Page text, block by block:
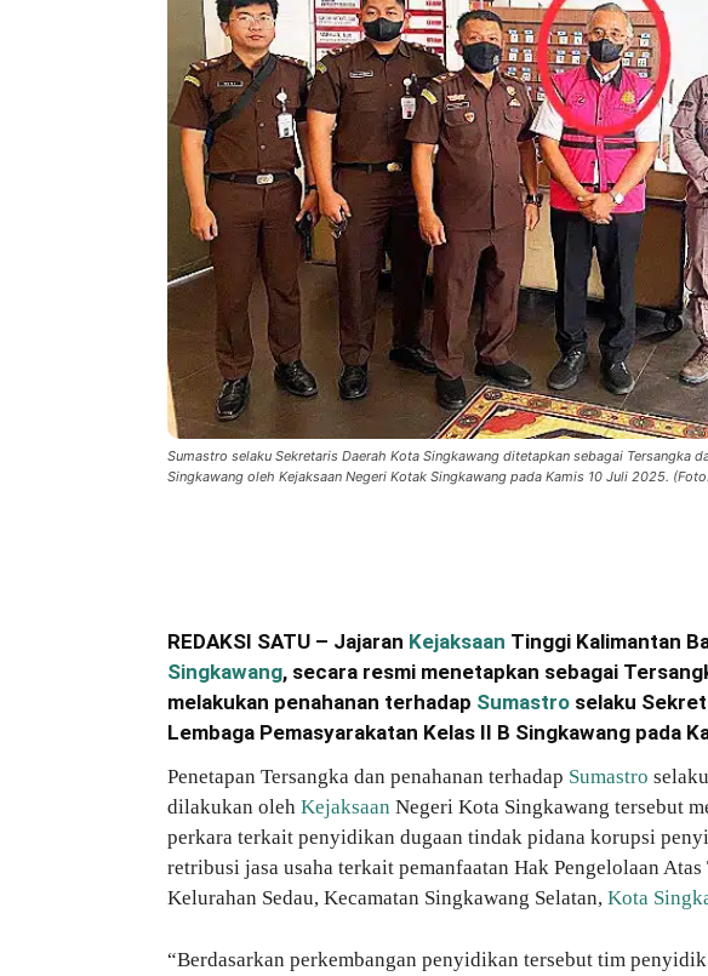
Sumastro selaku Sekretaris Daerah Kota Singkawang ditetapkan sebagai Tersangka
Singkawang oleh Kejaksaan Negeri Kotak Singkawang pada Kamis 10 Juli 2025.
REDAKSI SATU – Jajaran Kejaksaan Tinggi Kalimantan
Singkawang, secara resmi menetapkan sebagai
melakukan penahanan terhadap Sumastro selaku
Lembaga Pemasyarakatan Kelas II B Singkawang pada
Penetapan Tersangka dan penahanan terhadap Sumastro
dilakukan oleh Kejaksaan Negeri Kota Singkawang tersebut
perkara terkait penyidikan dugaan tindak pidana korupsi
retribusi jasa usaha terkait pemanfaatan Hak Pengelolaan Atas
Kelurahan Sedau, Kecamatan Singkawang Selatan, Kota
“Berdasarkan perkembangan penyidikan tersebut tim